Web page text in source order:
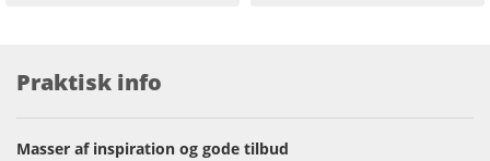
Praktisk info
Masser af inspiration og gode tilbud